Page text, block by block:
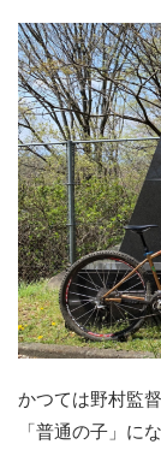
かつては野村監
「普通の子」に